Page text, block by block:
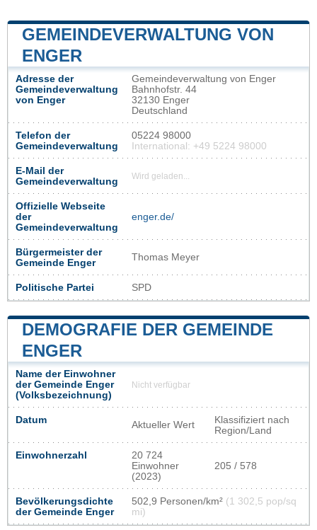
GEMEINDEVERWALTUNG VON
ENGER
Adresse der
Gemeindeverwaltung
von Enger
Gemeindeverwaltung von Enger
Bahnhofstr. 44
32130 Enger
Deutschland
Telefon der
Gemeindeverwaltung
05224 98000
International: +49 5224 98000
E-Mail der
Gemeindeverwaltung
Wird geladen...
Offizielle Webseite
der
Gemeindeverwaltung
enger.de/
Bürgermeister der
Gemeinde Enger
Thomas Meyer
Politische Partei SPD
DEMOGRAFIE DER GEMEINDE
ENGER
Name der Einwohner
der Gemeinde Enger
(Volksbezeichnung)
Nicht verfügbar
Datum Aktueller Wert
Klassifiziert nach
Region/Land
Einwohnerzahl
20 724
Einwohner
(2023)
205 / 578
Bevölkerungsdichte
der Gemeinde Enger
502,9 Personen/km² (1 302,5 pop/sq
mi)